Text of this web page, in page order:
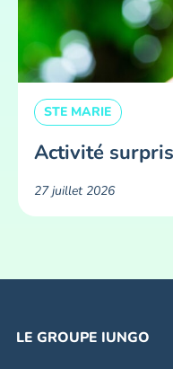
STE MARIE
Activité
27 juillet 2026
LE GROUPE IUNGO